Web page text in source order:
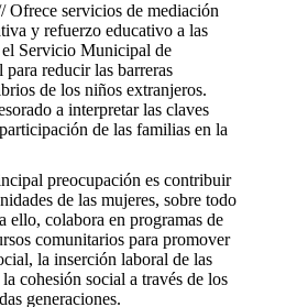
Ofrece servicios de mediación
y refuerzo educativo a las
Servicio Municipal de
reducir las barreras
de los niños extranjeros.
a interpretar las claves
de las familias en la
preocupación es contribuir
de las mujeres, sobre todo
ello, colabora en programas de
comunitarios para promover
la inserción laboral de las
cohesión social a través de los
generaciones.